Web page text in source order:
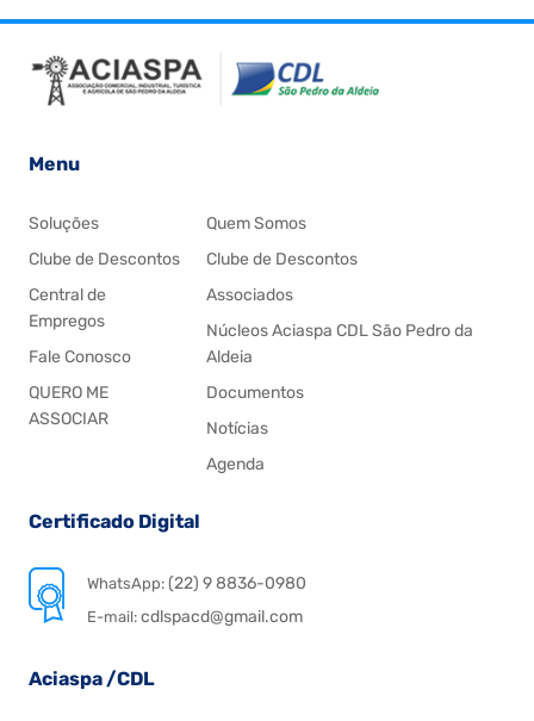
Menu
Soluções
Clube de Descontos
Central de
Empregos
Fale Conosco
QUERO ME
ASSOCIAR
Quem Somos
Clube de Descontos
Associados
Núcleos Aciaspa CDL São Pedro da
Aldeia
Documentos
Notícias
Agenda
Certificado Digital
WhatsApp:(22) 9 8836-0980
E-mail: cdlspacd@gmail.com
Aciaspa /CDL